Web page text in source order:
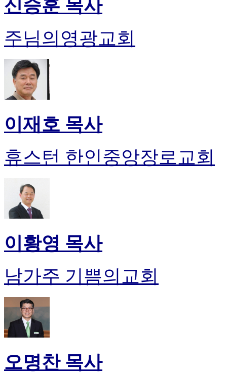
신승훈 목사
주님의영광교회
이재호 목사
휴스턴 한인중앙장로교회
이황영 목사
남가주 기쁨의교회
오명찬 목사